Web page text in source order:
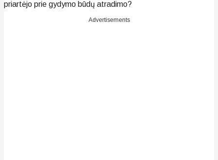
priartėjo prie gydymo būdų atradimo?
Advertisements